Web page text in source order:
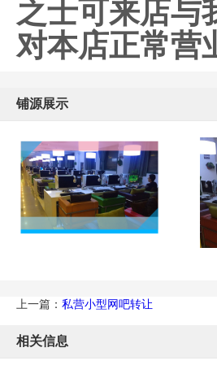
之士可来店与
对本店正常营
铺源展示
上一篇： 私营小型网吧转让
相关信息